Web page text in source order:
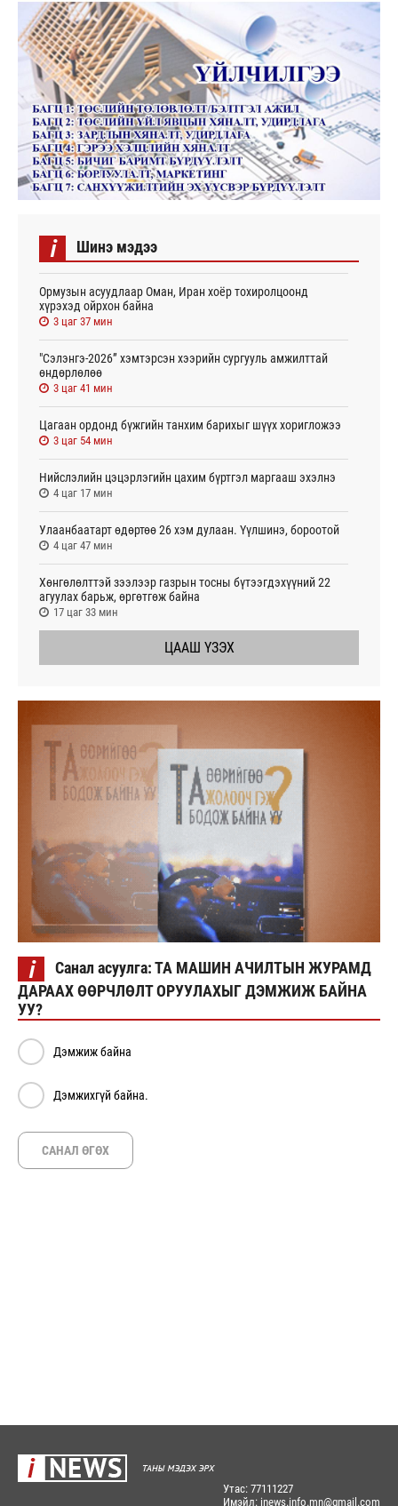
i Шинэ мэдээ
Ормузын асуудлаар Оман, Иран хоёр тохиролцоонд
хүрэхэд ойрхон байна
3 цаг 37 мин
"Сэлэнгэ-2026” хэмтэрсэн хээрийн сургууль амжилттай
өндөрлөлөө
3 цаг 41 мин
Цагаан ордонд бүжгийн танхим барихыг шүүх хоригложээ
3 цаг 54 мин
Нийслэлийн цэцэрлэгийн цахим бүртгэл маргааш эхэлнэ
4 цаг 17 мин
Улаанбаатарт өдөртөө 26 хэм дулаан. Үүлшинэ, бороотой
4 цаг 47 мин
Хөнгөлөлттэй зээлээр газрын тосны бүтээгдэхүүний 22
агуулах барьж, өргөтгөж байна
17 цаг 33 мин
ЦААШ ҮЗЭХ
i Санал асуулга:ТА МАШИН АЧИЛТЫН ЖУРАМД
ДАРААХ ӨӨРЧЛӨЛТ ОРУУЛАХЫГ ДЭМЖИЖ БАЙНА
УУ?
Дэмжиж байна
Дэмжихгүй байна.
САНАЛ ӨГӨХ
Утас: 77111227
Имэйл: inews.info.mn@gmail.com